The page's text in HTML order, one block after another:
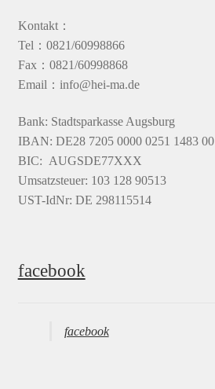
Kontakt：
Tel：0821/60998866
Fax：0821/60998868
Email：info@hei-ma.de
Bank: Stadtsparkasse Augsburg
IBAN: DE28 7205 0000 0251 1483 00
BIC: AUGSDE77XXX
Umsatzsteuer: 103 128 90513
UST-IdNr: DE 298115514
facebook
facebook